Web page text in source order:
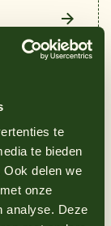
te
te bieden
delen we
onze
analyse. Deze
Mayo